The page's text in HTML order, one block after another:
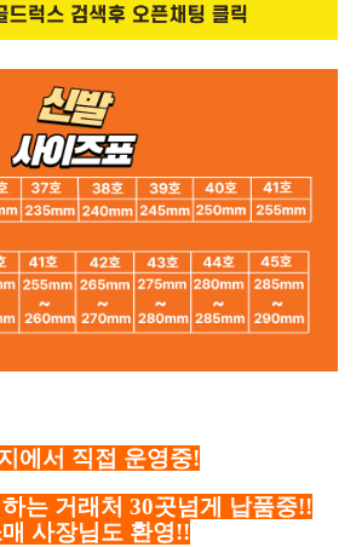
에서 직접 운영중!
는 거래처 30곳넘게 납품중!!
사장님도 환영!!